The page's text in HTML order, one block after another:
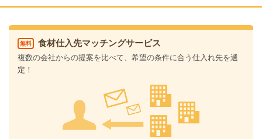
無料 食材仕入先マッチングサービス
複数の会社からの提案を比べて、希望の条件に合う仕入れ先を選
定！